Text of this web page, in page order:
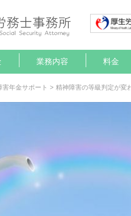
業務内容
就業規則作成
助成金申請
障害年金サポート
顧問契約
給与計算
がん（病気）治療と就労
がん（病気）治療と就労
料金
害年金サポート > 精神障害の等級判定が変